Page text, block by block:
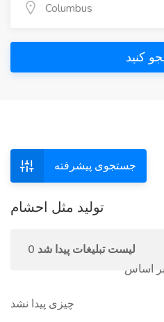
کنید
جستجوی پیشرفته
تولید مثل احشام
0 لیست تبلیغات پیدا شد
اساس
چیزی پیدا نشد